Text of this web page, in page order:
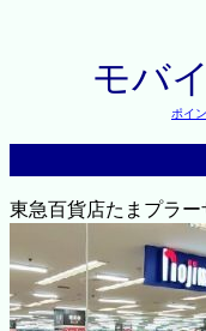
モバ
ポイ
東急百貨店たまプラー